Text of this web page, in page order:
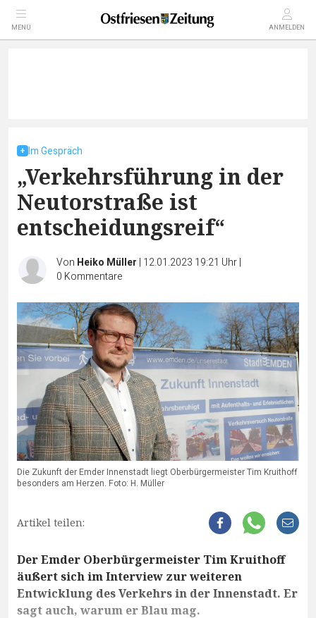
MENÜ ANMELDEN
Im Gespräch
„Verkehrsführung in der
Neutorstraße ist
entscheidungsreif“
Von Heiko Müller | 12.01.2023 19:21 Uhr|
0 Kommentare
Die Zukunft der Emder Innenstadt liegt Oberbürgermeister Tim Kruithoff
besonders am Herzen. Foto: H. Müller
Artikel teilen:
Der Emder Oberbürgermeister Tim Kruithoff
äußert sich im Interview zur weiteren
Entwicklung des Verkehrs in der Innenstadt. Er
sagt auch, warum er Blau mag.